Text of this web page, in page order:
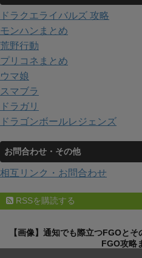
ドラクエライバルズ 攻略
モンハンまとめ
荒野行動
プリコネまとめ
ウマ娘
スマブラ
ドラガリ
ドラゴンボールレジェンズ
お問合わせ・その他
相互リンク・お問合わせ
RSSを購読する
【画像】通知でも際立つFGOと
FGO攻略